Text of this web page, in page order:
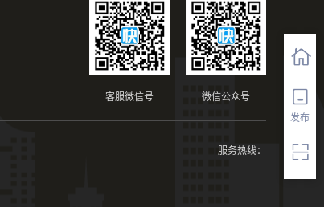
发布
微信公众号
客服微信号
服务热线：